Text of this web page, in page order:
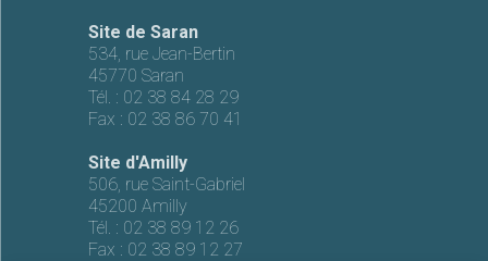
Site de Saran
534, rue Jean-Bertin
45770 Saran
Tél. : 02 38 84 28 29
Fax : 02 38 86 70 41
Site d'Amilly
506, rue Saint-Gabriel
45200 Amilly
Tél. : 02 38 89 12 26
Fax : 02 38 89 12 27